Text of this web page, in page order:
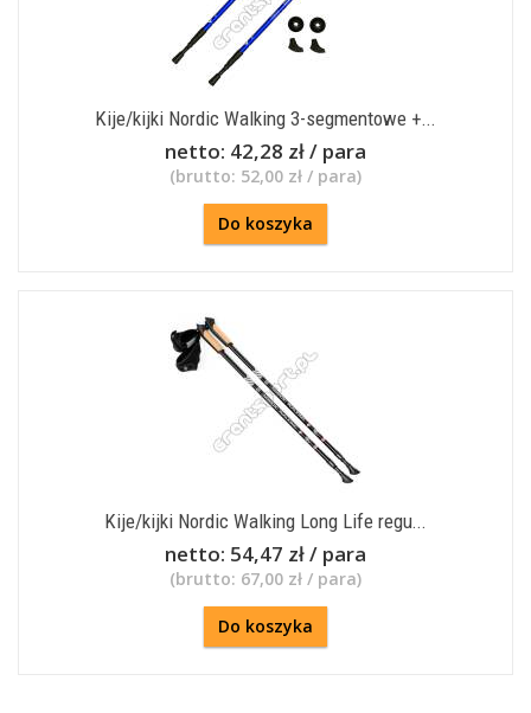
Kije/kijki Nordic Walking 3-segmentowe +...
netto: 42,28 zł / para
(brutto: 52,00 zł / para)
Do koszyka
Kije/kijki Nordic Walking Long Life regu...
netto: 54,47 zł / para
(brutto: 67,00 zł / para)
Do koszyka